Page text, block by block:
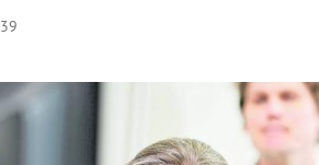
öffnen/schließen